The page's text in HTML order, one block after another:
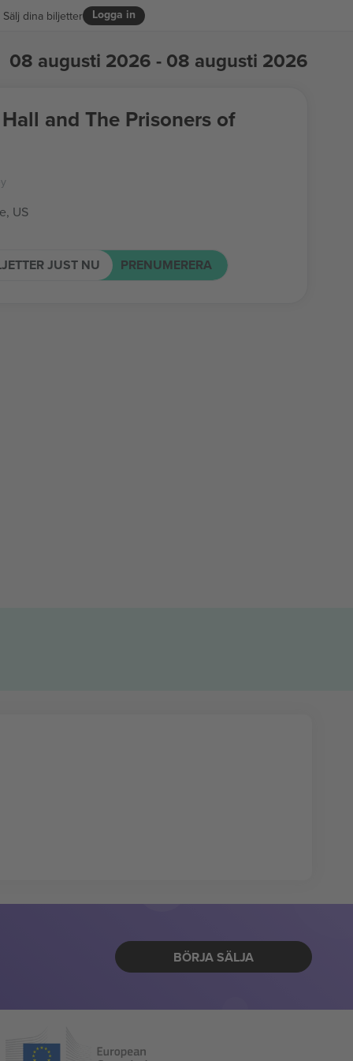
Logga in
Sälj dina biljetter
08 augusti 2026 - 08 augusti 2026
and The Prisoners of
US
JUST NU PRENUMERERA
BÖRJA SÄLJA